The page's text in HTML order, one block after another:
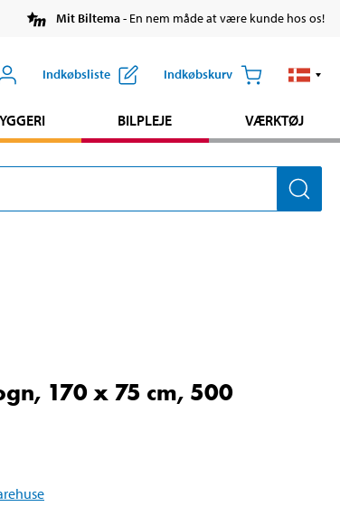
Mit Biltema- En nem måde at være kunde hos os!
Indkøbsliste Indkøbskurv
BILPLEJE VÆRKTØJ
170 x 75 cm, 500